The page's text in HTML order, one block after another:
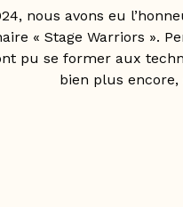
nous avons eu
« Stage Warriors ».
pu se former aux
bien plus